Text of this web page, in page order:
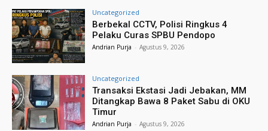
Uncategorized
Berbekal CCTV, Polisi Ringkus 4
Pelaku Curas SPBU Pendopo
Andrian Purja - Agustus 9, 2026
Uncategorized
Transaksi Ekstasi Jadi Jebakan, MM
Ditangkap Bawa 8 Paket Sabu di OKU
Timur
Andrian Purja - Agustus 9, 2026